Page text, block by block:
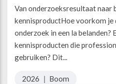
Van onderzoeksresultaat naar
kennisproductHoe voorkom je
onderzoek in een la belanden?
kennisproducten die
gebruiken? Dit...
2026 | Boom